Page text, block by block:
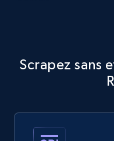
Scrapez sans